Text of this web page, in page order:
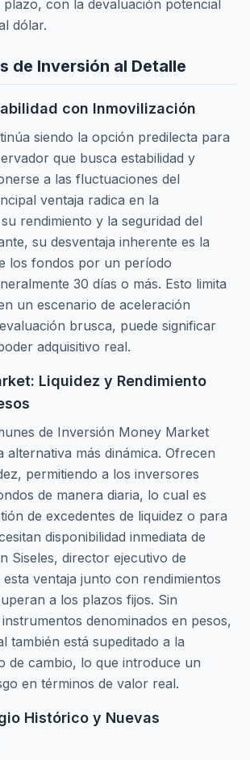
con la devaluación potencial
dólar.
de Inversión al Detalle
con Inmovilización
siendo la opción predilecta para
que busca estabilidad y
a las fluctuaciones del
ventaja radica en la
rendimiento y la seguridad del
su desventaja inherente es la
los fondos por un período
30 días o más. Esto limita
un escenario de aceleración
brusca, puede significar
adquisitivo real.
Liquidez y Rendimiento
de Inversión Money Market
alternativa más dinámica. Ofrecen
permitiendo a los inversores
de manera diaria, lo cual es
de excedentes de liquidez o para
disponibilidad inmediata de
Siseles, director ejecutivo de
esta ventaja junto con rendimientos
a los plazos fijos. Sin
denominados en pesos,
también está supeditado a la
de cambio, lo que introduce un
en términos de valor real.
Histórico y Nuevas